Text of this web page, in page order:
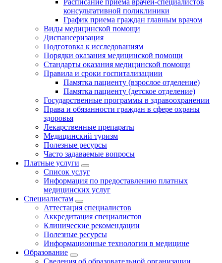
Расписание приема врачей-специалистов
консультативной поликлиники
График приема граждан главным врачом
Виды медицинской помощи
Диспансеризация
Подготовка к исследованиям
Порядки оказания медицинской помощи
Стандарты оказания медицинской помощи
Правила и сроки госпитализациии
Памятка пациенту (взрослое отделение)
Памятка пациенту (детское отделение)
Государственные программы в здравоохранении
Права и обязанности граждан в сфере охраны
здоровья
Лекарственные препараты
Медицинский туризм
Полезные ресурсы
Часто задаваемые вопросы
Платные услуги
Список услуг
Информация по предоставлению платных
медицинских услуг
Специалистам
Аттестация специалистов
Аккредитация специалистов
Клинические рекомендации
Полезные ресурсы
Информационные технологии в медицине
Образование
Сведения об образовательной организации